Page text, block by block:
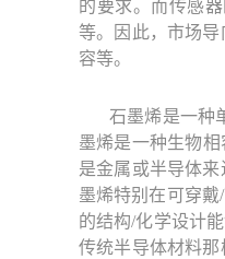
的要求。而传感
等。因此，市场
容等。
石墨烯是一种
墨烯是一种生物相
是金属或半导体
墨烯特别在可穿
的结构/化学设计
传统半导体材料